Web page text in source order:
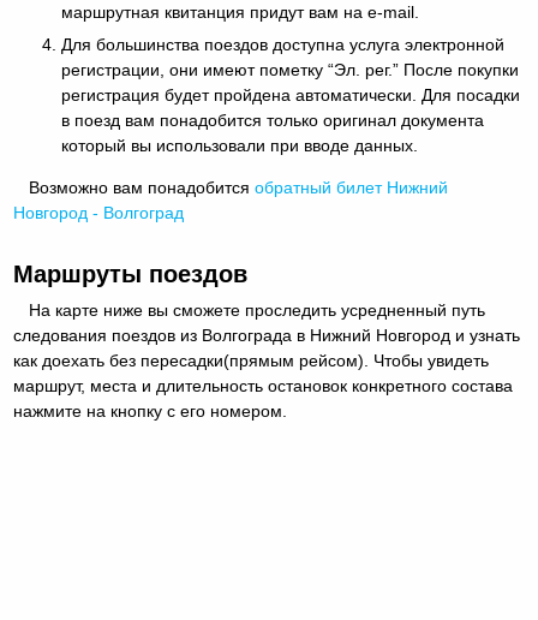
маршрутная квитанция придут вам на e-mail.
Для большинства поездов доступна услуга электронной
регистрации, они имеют пометку “Эл. рег.” После покупки
регистрация будет пройдена автоматически. Для посадки
в поезд вам понадобится только оригинал документа
который вы использовали при вводе данных.
Возможно вам понадобитсяобратный билет Нижний
Новгород - Волгоград
Маршруты поездов
На карте ниже вы сможете проследить усредненный путь
следования поездов из Волгограда в Нижний Новгород и узнать
как доехать без пересадки(прямым рейсом). Чтобы увидеть
маршрут, места и длительность остановок конкретного состава
нажмите на кнопку с его номером.